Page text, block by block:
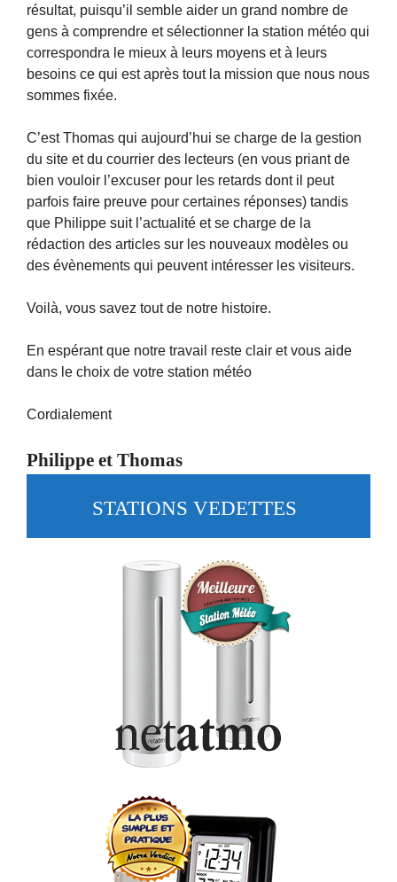
résultat, puisqu’il semble aider un grand nombre de
gens à comprendre et sélectionner la station météo qui
correspondra le mieux à leurs moyens et à leurs
besoins ce qui est après tout la mission que nous nous
sommes fixée.
C’est Thomas qui aujourd’hui se charge de la gestion
du site et du courrier des lecteurs (en vous priant de
bien vouloir l’excuser pour les retards dont il peut
parfois faire preuve pour certaines réponses) tandis
que Philippe suit l’actualité et se charge de la
rédaction des articles sur les nouveaux modèles ou
des évènements qui peuvent intéresser les visiteurs.
Voilà, vous savez tout de notre histoire.
En espérant que notre travail reste clair et vous aide
dans le choix de votre station météo
Cordialement
Philippe et Thomas
STATIONS VEDETTES